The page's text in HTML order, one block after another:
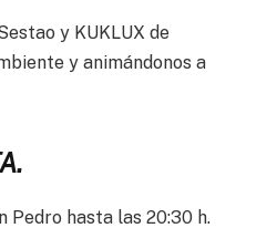
y KUKLUX de
y animándonos a
Pedro hasta las 20:30 h.